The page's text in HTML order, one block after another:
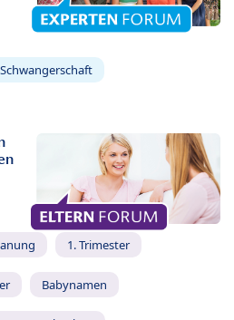
Schwangerschaft
1. Trimester
Babynamen